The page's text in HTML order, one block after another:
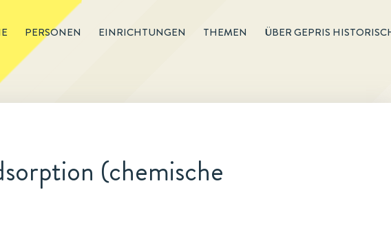
PERSONEN EINRICHTUNGEN THEMEN ÜBER GEPRIS
(chemische